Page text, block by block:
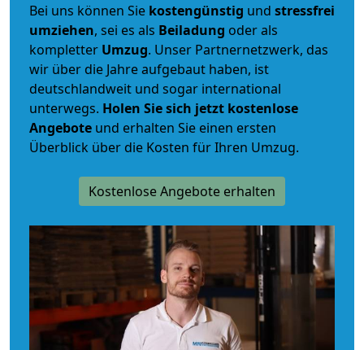
Bei uns können Sie kostengünstig und stressfrei
umziehen, sei es als Beiladung oder als
kompletter Umzug. Unser Partnernetzwerk, das
wir über die Jahre aufgebaut haben, ist
deutschlandweit und sogar international
unterwegs. Holen Sie sich jetzt kostenlose
Angebote und erhalten Sie einen ersten
Überblick über die Kosten für Ihren Umzug.
Kostenlose Angebote erhalten